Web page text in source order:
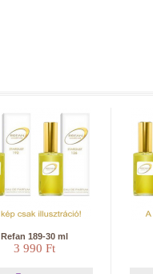
Refan 189-30 ml
3 990 Ft